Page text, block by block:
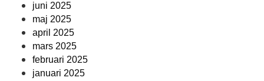
juni 2025
maj 2025
april 2025
mars 2025
februari 2025
januari 2025